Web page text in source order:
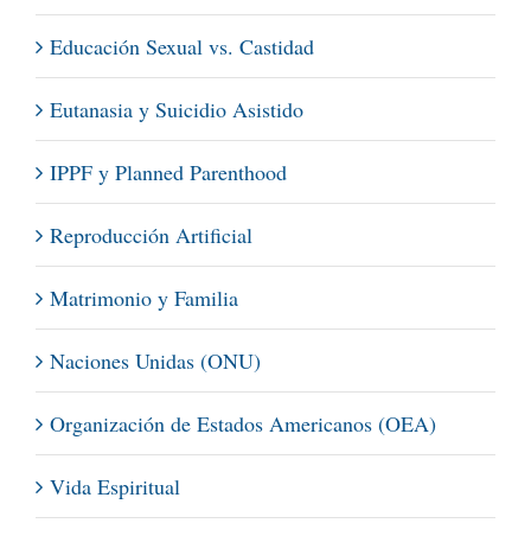
Educación Sexual vs. Castidad
Eutanasia y Suicidio Asistido
IPPF y Planned Parenthood
Reproducción Artificial
Matrimonio y Familia
Naciones Unidas (ONU)
Organización de Estados Americanos (OEA)
Vida Espiritual